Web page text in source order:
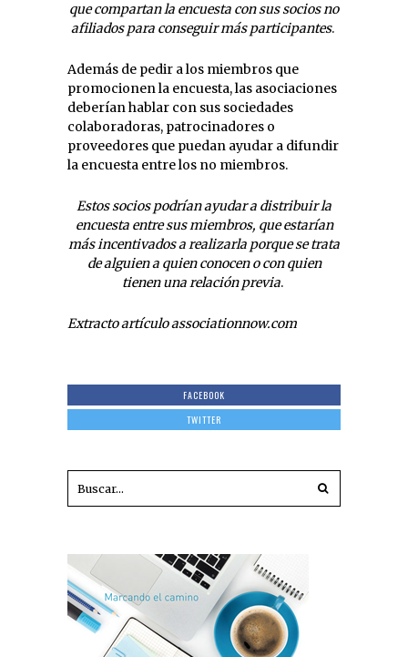
que compartan la encuesta con sus socios no
afiliados para conseguir más participantes.
Además de pedir a los miembros que
promocionen la encuesta, las asociaciones
deberían hablar con sus sociedades
colaboradoras, patrocinadores o
proveedores que puedan ayudar a difundir
la encuesta entre los no miembros.
Estos socios podrían ayudar a distribuir la
encuesta entre sus miembros, que estarían
más incentivados a realizarla porque se trata
de alguien a quien conocen o con quien
tienen una relación previa.
Extracto artículo associationnow.com
FACEBOOK
TWITTER